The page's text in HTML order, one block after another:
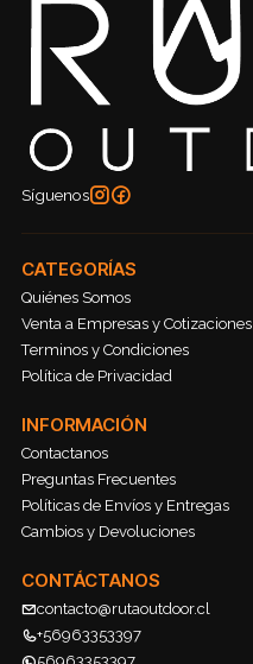
Síguenos
CATEGORÍAS
Quiénes Somos
Venta a Empresas y Cotizaciones
Terminos y Condiciones
Política de Privacidad
INFORMACIÓN
Contactanos
Preguntas Frecuentes
Políticas de Envíos y Entregas
Cambios y Devoluciones
CONTÁCTANOS
contacto@rutaoutdoor.cl
+56963353397